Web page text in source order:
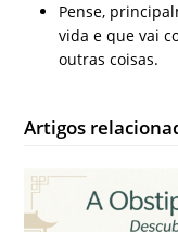
Pense,
vida e que vai
outras coisas.
Artigos